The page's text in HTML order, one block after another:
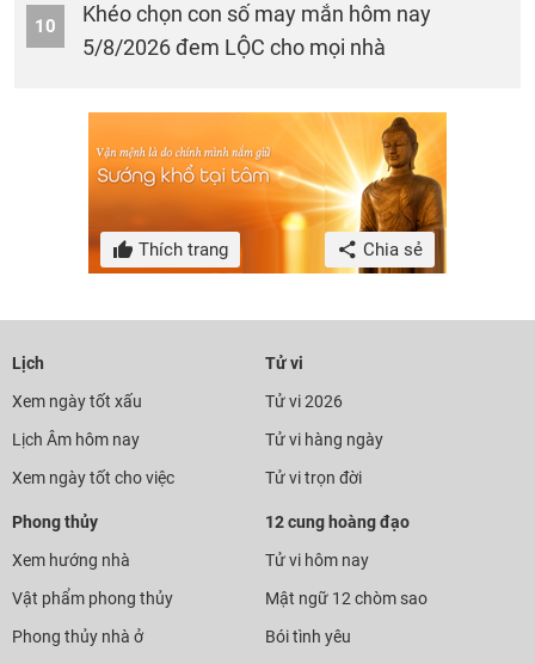
10
Khéo chọn con số may mắn hôm nay
5/8/2026 đem LỘC cho mọi nhà
Thích trang Chia sẻ
Lịch
Xem ngày tốt xấu
Lịch Âm hôm nay
Xem ngày tốt cho việc
Tử vi
Tử vi 2026
Tử vi hàng ngày
Tử vi trọn đời
Phong thủy
Xem hướng nhà
Vật phẩm phong thủy
Phong thủy nhà ở
12 cung hoàng đạo
Tử vi hôm nay
Mật ngữ 12 chòm sao
Bói tình yêu